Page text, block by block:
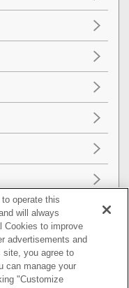
operate this
will always
Cookies to improve
advertisements and
site, you agree to
can manage your
"Customize